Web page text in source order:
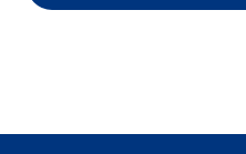
Norsk bokmål